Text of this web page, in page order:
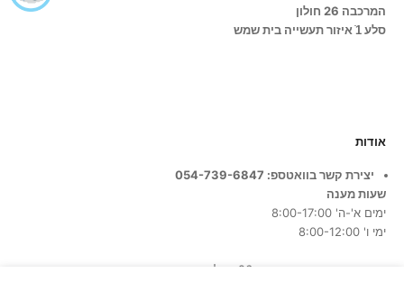
המרכבה 26 חולון
סלע 1ֿ איזור תעשייה בית שמש
אודות
יצירת קשר בוואטספ: 054-739-6847
שעות מענה
ימים א'-ה' 8:00-17:00
ימי ו' 8:00-12:00